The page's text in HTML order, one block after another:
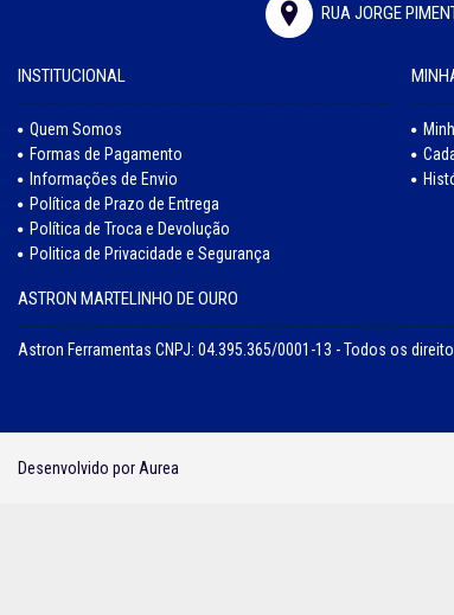
RUA JORGE
INSTITUCIONAL
Quem Somos
Formas de Pagamento
Informações de Envio
Política de Prazo de Entrega
Política de Troca e Devolução
Politica de Privacidade e Segurança
ASTRON MARTELINHO DE OURO
Astron Ferramentas CNPJ: 04.395.365/0001-13 - Todos os
Desenvolvido por Aurea